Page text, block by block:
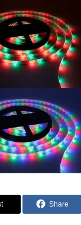
Share